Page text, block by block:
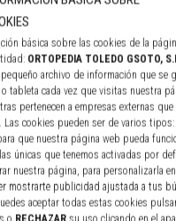
básica sobre las cookies de la
ORTOPEDIA TOLEDO GSOTO,
archivo de información que se
o tableta cada vez que visitas nuestra
pertenecen a empresas externas
Las cookies pueden ser de varios
que nuestra página web pueda
únicas que tenemos activadas por
nuestra página, para personalizarla
mostrarte publicidad ajustada a tus
aceptar todas estas cookies
o RECHAZAR su uso clicando en el
CON FÉRULA PALMAR Y